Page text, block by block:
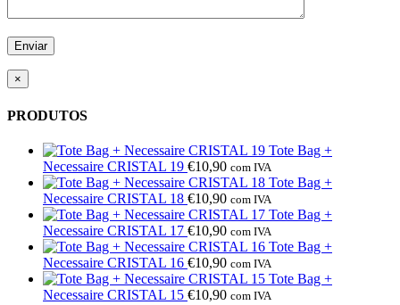
×
PRODUTOS
Tote Bag +
Necessaire CRISTAL 19 €10,90 com IVA
Tote Bag +
Necessaire CRISTAL 18 €10,90 com IVA
Tote Bag +
Necessaire CRISTAL 17 €10,90 com IVA
Tote Bag +
Necessaire CRISTAL 16 €10,90 com IVA
Tote Bag +
Necessaire CRISTAL 15 €10,90 com IVA